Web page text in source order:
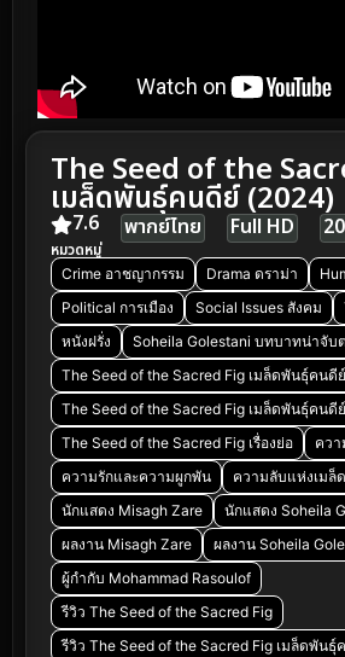
The Seed of the
เมล็ดพันธุ์คนดีย์ (2024)
7.6 พากย์ไทย Full HD
หมวดหมู่
Crime อาชญากรรม Drama ดราม่า
Political การเมือง
Social Issues สังคม
หนังฝรั่ง
Soheila Golestani บทบาทน่าจับ
The Seed of the Sacred Fig เมล็ดพันธุ์คนดี
The Seed of the Sacred Fig เมล็ดพันธุ์คนดี
The Seed of the Sacred Fig เรื่องย่อ
ควา
ความรักและความผูกพัน
ความลับแห่งเมล็
นักแสดง Misagh Zare
นักแสดง Soheila
ผลงาน Misagh Zare
ผลงาน Soheila
ผู้กำกับ Mohammad Rasoulof
รีวิว The Seed of the Sacred Fig
รีวิว The Seed of the Sacred Fig เมล็ดพันธุ์